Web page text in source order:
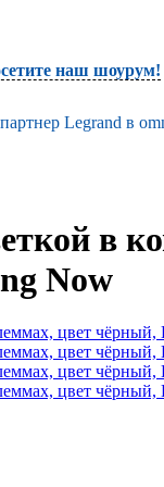
наш шоурум!
Legrand в
в
Now